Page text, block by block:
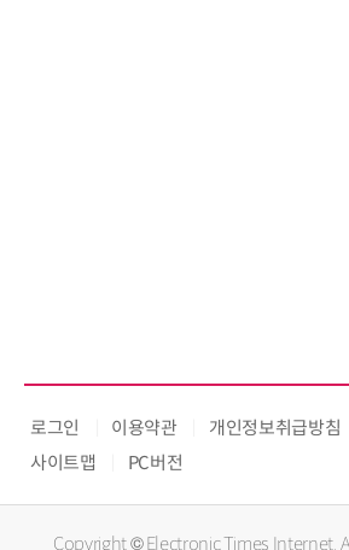
로그인 이용약관 개인정보취급방침
사이트맵
PC버전
Copyright © Electronic Times Internet.